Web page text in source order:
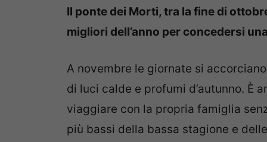
Il ponte dei Morti, tra la fine di
migliori dell’anno per concedersi
A novembre le giornate si
di luci calde e profumi d’autunno. È
viaggiare con la propria famiglia
più bassi della bassa stagione e